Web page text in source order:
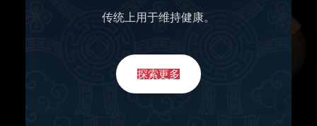
传统上用于维持健康。
探索更多